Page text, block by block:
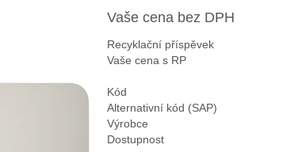
Vaše cena bez DPH
Recyklační příspěvek
Vaše cena s RP
Kód
Alternativní kód (SAP)
Výrobce
Dostupnost